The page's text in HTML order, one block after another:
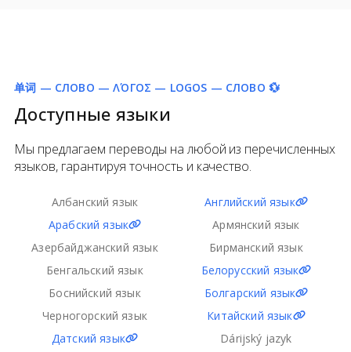
单词 — СЛОВО — ΛΌΓΟΣ — LOGOS — СЛОВО 💱
Доступные языки
Мы предлагаем переводы на любой из перечисленных
языков, гарантируя точность и качество.
Албанский язык
Английский язык
Арабский язык
Армянский язык
Азербайджанский язык
Бирманский язык
Бенгальский язык
Белорусский язык
Боснийский язык
Болгарский язык
Черногорский язык
Китайский язык
Датский язык
Dárijský jazyk